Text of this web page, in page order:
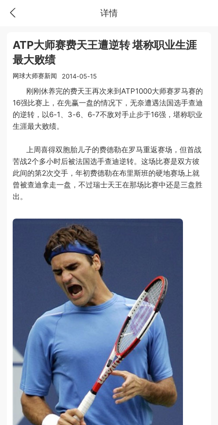
详情
ATP大师赛费天王遭逆转 堪称职业生涯
最大败绩
网球大师赛新闻 2014-05-15
刚刚休养完的费天王再次来到ATP1000大师赛罗马赛的
16强比赛上，在先赢一盘的情况下，无奈遭遇法国选手查迪
的逆转，以6-1、3-6、6-7不敌对手止步于16强，堪称职业
生涯最大败绩。
上周喜得双胞胎儿子的费德勒在罗马重返赛场，但首战
苦战2个多小时后被法国选手查迪逆转。这场比赛是双方彼
此间的第2次交手，年初费德勒在布里斯班的硬地赛场上就
曾被查迪拿走一盘，不过瑞士天王在那场比赛中还是三盘胜
出。